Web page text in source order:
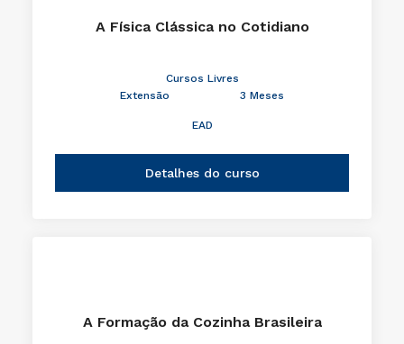
A Física Clássica no Cotidiano
Cursos Livres
Extensão
3 Meses
EAD
Detalhes do curso
A Formação da Cozinha Brasileira